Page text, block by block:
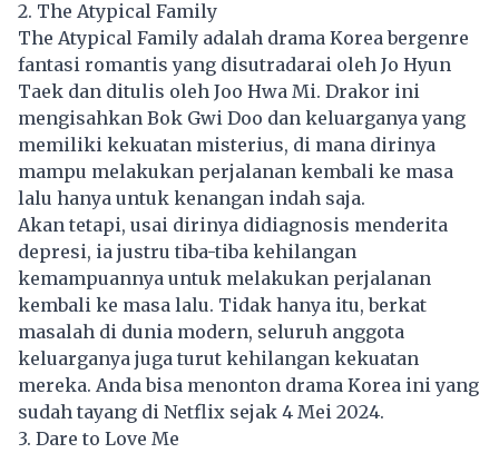
2. The Atypical Family
The Atypical Family adalah drama Korea bergenre
fantasi romantis yang disutradarai oleh Jo Hyun
Taek dan ditulis oleh Joo Hwa Mi. Drakor ini
mengisahkan Bok Gwi Doo dan keluarganya yang
memiliki kekuatan misterius, di mana dirinya
mampu melakukan perjalanan kembali ke masa
lalu hanya untuk kenangan indah saja.
Akan tetapi, usai dirinya didiagnosis menderita
depresi, ia justru tiba-tiba kehilangan
kemampuannya untuk melakukan perjalanan
kembali ke masa lalu. Tidak hanya itu, berkat
masalah di dunia modern, seluruh anggota
keluarganya juga turut kehilangan kekuatan
mereka. Anda bisa menonton drama Korea ini yang
sudah tayang di Netflix sejak 4 Mei 2024.
3. Dare to Love Me